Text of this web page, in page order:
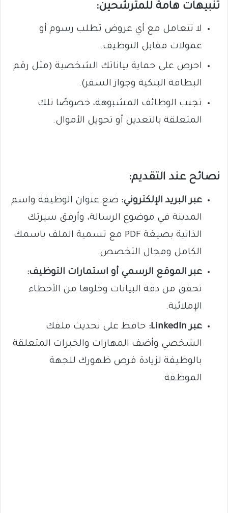
تنبيهات هامة للمترشحين:
لا تتعامل مع أي عروض تطلب رسوم أو
عمولات مقابل التوظيف.
احرص على حماية بياناتك الشخصية (مثل رقم
البطاقة البنكية وجواز السفر).
تجنب الوظائف المشبوهة، خصوصًا تلك
المتعلقة بالتعدين أو تحويل الأموال.
نصائح عند التقديم:
عبر البريد الإلكتروني: ضع عنوان الوظيفة واسم
المدينة في موضوع الرسالة، وأرفق سيرتك
الذاتية بصيغة PDF مع تسمية الملف باسمك
الكامل ومجال التخصص.
عبر الموقع الرسمي أو استمارات التوظيف:
تحقق من دقة البيانات وخلوها من الأخطاء
الإملائية.
عبر LinkedIn:
حافظ على تحديث ملفك
الشخصي وأضف المهارات والخبرات المتعلقة
بالوظيفة لزيادة فرص ظهورك للجهة
الموظفة.